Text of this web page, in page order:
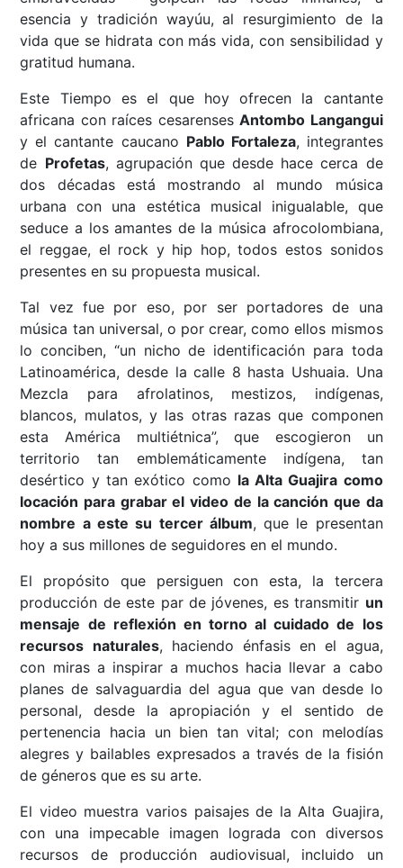
esencia y tradición wayúu, al resurgimiento de la
vida que se hidrata con más vida, con sensibilidad y
gratitud humana.
Este Tiempo es el que hoy ofrecen la cantante
africana con raíces cesarensesAntombo Langangui
y el cantante caucano Pablo Fortaleza, integrantes
de Profetas, agrupación que desde hace cerca de
dos décadas está mostrando al mundo música
urbana con una estética musical inigualable, que
seduce a los amantes de la música afrocolombiana,
el reggae, el rock y hip hop, todos estos sonidos
presentes en su propuesta musical.
Tal vez fue por eso, por ser portadores de una
música tan universal, o por crear, como ellos mismos
lo conciben, “un nicho de identificación para toda
Latinoamérica, desde la calle 8 hasta Ushuaia. Una
Mezcla para afrolatinos, mestizos, indígenas,
blancos, mulatos, y las otras razas que componen
esta América multiétnica”, que escogieron un
territorio tan emblemáticamente indígena, tan
desértico y tan exótico como la Alta Guajira como
locación para grabar el video de la canción que da
nombre a este su tercer álbum, que le presentan
hoy a sus millones de seguidores en el mundo.
El propósito que persiguen con esta, la tercera
producción de este par de jóvenes, es transmitir un
mensaje de reflexión en torno al cuidado de los
recursos naturales, haciendo énfasis en el agua,
con miras a inspirar a muchos hacia llevar a cabo
planes de salvaguardia del agua que van desde lo
personal, desde la apropiación y el sentido de
pertenencia hacia un bien tan vital; con melodías
alegres y bailables expresados a través de la fisión
de géneros que es su arte.
El video muestra varios paisajes de la Alta Guajira,
con una impecable imagen lograda con diversos
recursos de producción audiovisual, incluido un